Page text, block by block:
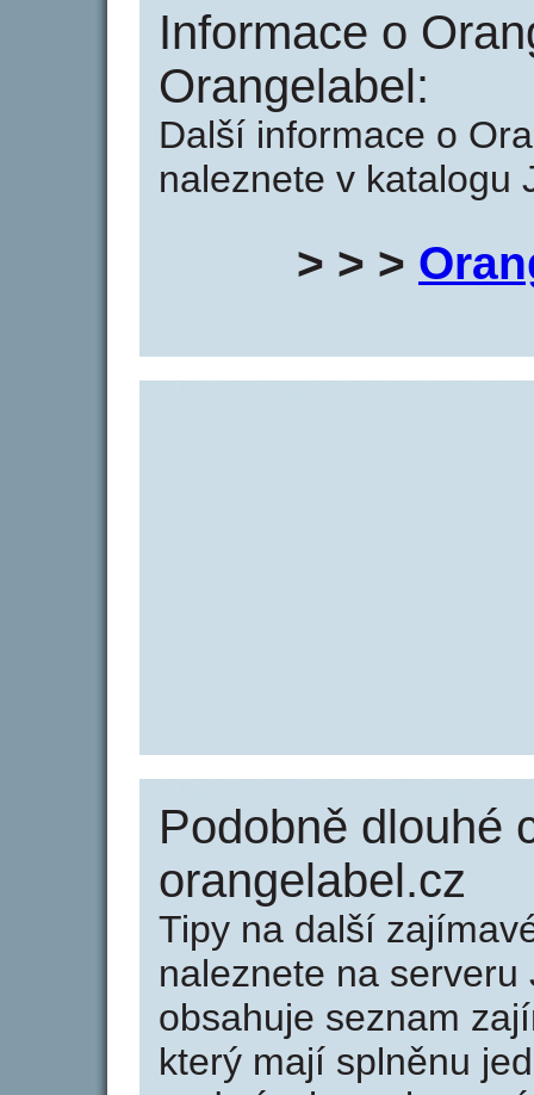
Informace o
Orangelabel:
Další informace o
naleznete v katalogu
> > >
Podobně dlouhé
orangelabel.cz
Tipy na další
naleznete na serveru
obsahuje seznam
který mají splněnu